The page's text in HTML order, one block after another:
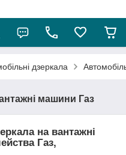
дзеркала
машини Газ
на вантажні
Газ,